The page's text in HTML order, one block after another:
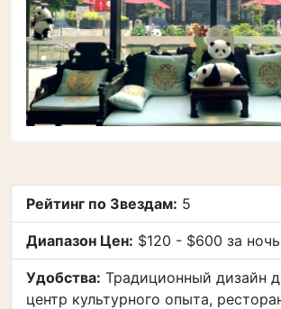
Рейтинг по Звездам: 5
Диапазон Цен: $120 - $600 за ночь
Удобства: Традиционный дизайн
центр культурного опыта,